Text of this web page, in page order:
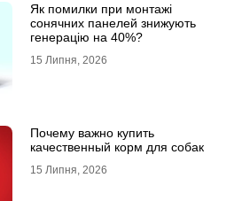
Як помилки при монтажі
сонячних панелей знижують
генерацію на 40%?
15 Липня, 2026
Почему важно купить
качественный корм для собак
15 Липня, 2026